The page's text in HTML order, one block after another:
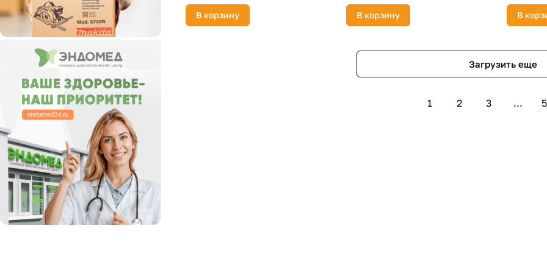
В корзину В корзину В
Загрузить еще
1 2 3 ...
RACO
Ryoba
STANLEY
STIHL
WERA
WILTON
АРСЕНАЛ
АТАКА
Вихрь
ЗУБР